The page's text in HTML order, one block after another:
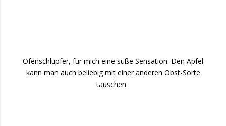
Ofenschlupfer, für mich eine süße Sensation. Den Apfel
kann man auch beliebig mit einer anderen Obst-Sorte
tauschen.